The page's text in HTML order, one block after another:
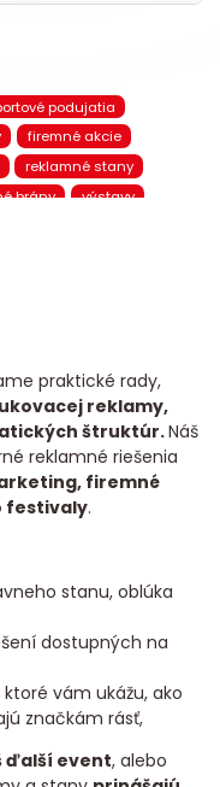
podujatia
firemné akcie
reklamné stany
brány
výstavy
reklamné pútače
promo nábytok
prezentačná zóna
praktické rady,
reklamy,
štruktúr.Náš
reklamné riešenia
firemné
festivaly.
stanu, oblúka
dostupných na
ktoré vám ukážu, ako
značkám rásť,
ďalší event, alebo